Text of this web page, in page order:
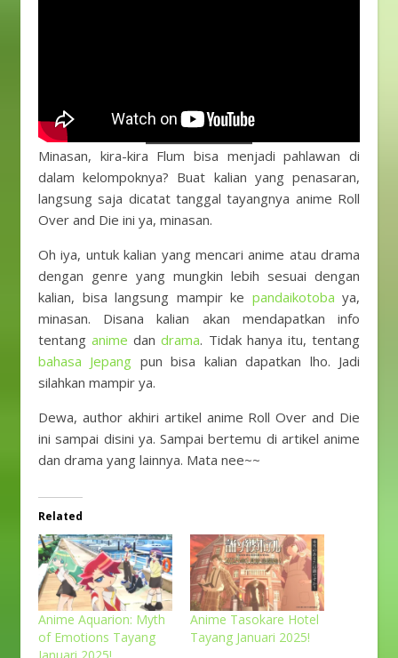
Minasan, kira-kira Flum bisa menjadi pahlawan di
dalam kelompoknya? Buat kalian yang penasaran,
langsung saja dicatat tanggal tayangnya anime Roll
Over and Die ini ya, minasan.
Oh iya, untuk kalian yang mencari anime atau drama
dengan genre yang mungkin lebih sesuai dengan
kalian, bisa langsung mampir ke pandaikotoba ya,
minasan. Disana kalian akan mendapatkan info
tentanganime dandrama. Tidak hanya itu, tentang
bahasa Jepang pun bisa kalian dapatkan lho. Jadi
silahkan mampir ya.
Dewa, author akhiri artikel anime Roll Over and Die
ini sampai disini ya. Sampai bertemu di artikel anime
dan drama yang lainnya. Mata nee~~
Related
Anime Aquarion: Myth
of Emotions Tayang
Anime Tasokare Hotel
Tayang Januari 2025!